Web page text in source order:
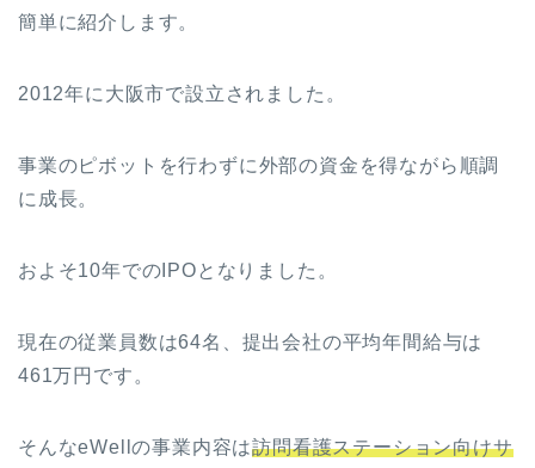
簡単に紹介します。
2012年に大阪市で設立されました。
事業のピボットを行わずに外部の資金を得ながら順調
に成長。
およそ10年でのIPOとなりました。
現在の従業員数は64名、提出会社の平均年間給与は
461万円です。
そんなeWellの事業内容は訪問看護ステーション向けサ